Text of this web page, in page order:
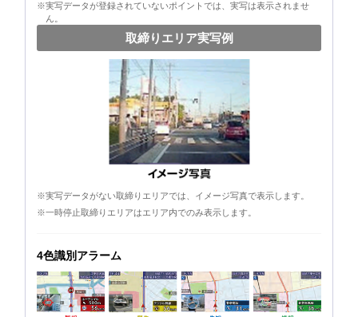
※実写データが登録されていないポイントでは、実写は表示されませ
ん。
取締りエリア実写例
※実写データがない取締りエリアでは、イメージ写真で表示します。
※一時停止取締りエリアはエリア内でのみ表示します。
4色識別アラーム